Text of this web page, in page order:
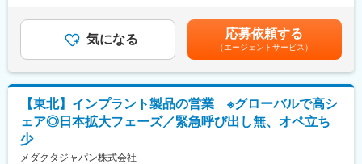
を頂くなど基礎的な知識を身につけてからの現場配属になりま
す。現場配属後も上長や先輩社員との営業動向や勉強会、年次や
階層別の研修プログラムを用意しているため、継続的に知識習得
だきます。
■キャリアパス
ございます。それを実現するための社内制度も大変充実しており
進めています。
▽業務内容：
です。
・担当エリアの病院へご自宅から車で直行し、多くて1日2～3件
た説明資料の作成や、看護師への勉強会を実施します。
上下する可能性があります。賃金はあくまでも目安の金額であ
り、選考を通じて上下する可能性があります。月給(月額)は固定手
気になる 応募依頼する
（エージェントサービス）
【東北】インプラント製品の営業 ※グローバルで高シ
ェア◎日本拡大フェーズ／緊急呼び出し無、オペ立ち
少
メダクタジャパン株式会社